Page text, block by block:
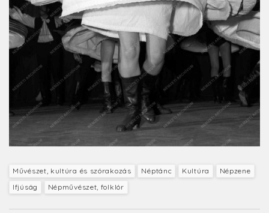
Művészet, kultúra és szórakozás Néptánc Kultúra
Népzene
Ifjúság
Népművészet, folklór